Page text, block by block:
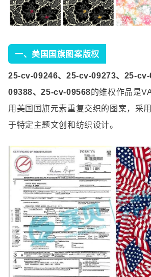
一、美国国旗图案版权
25-cv-09246、 25-cv-09273、 25-
09388、25-cv-09568的维权作品是
用美国国旗元素重复交织的图案，采
于特定主题文创和纺织设计。